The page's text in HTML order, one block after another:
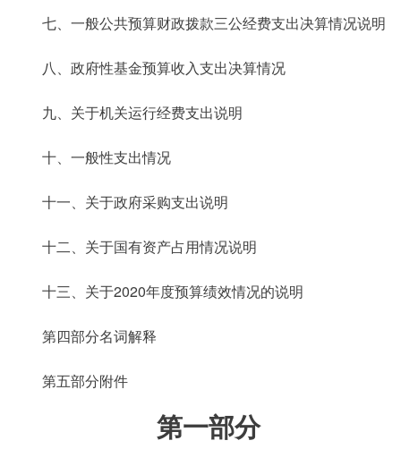
七、一般公共预算财政拨款三公经费支出决算情况说明
八、政府性基金预算收入支出决算情况
九、关于机关运行经费支出说明
十、一般性支出情况
十一、关于政府采购支出说明
十二、关于国有资产占用情况说明
十三、关于2020年度预算绩效情况的说明
第四部分名词解释
第五部分附件
第一部分